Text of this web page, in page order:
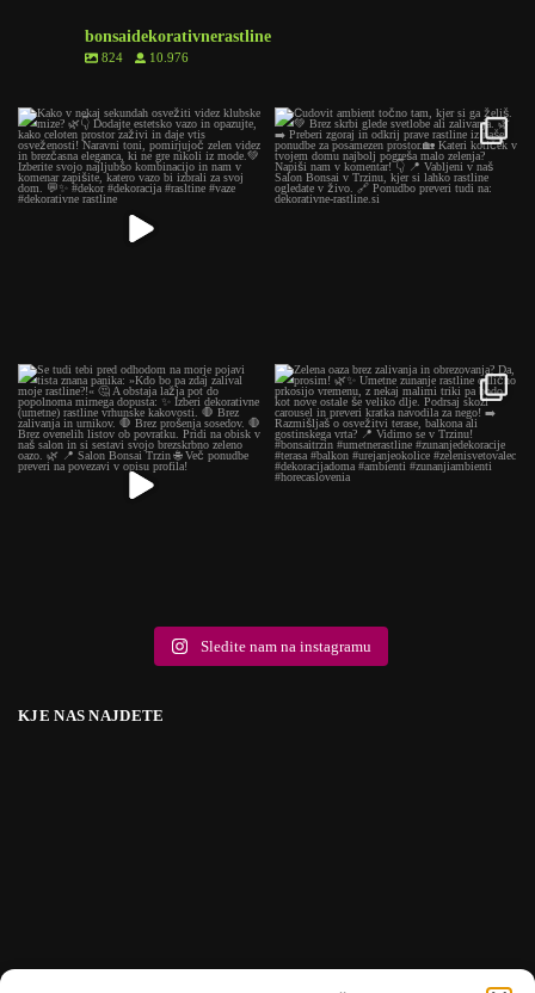
bonsaidekorativnerastline
824 10.976
Sledite nam na instagramu
KJE NAS NAJDETE